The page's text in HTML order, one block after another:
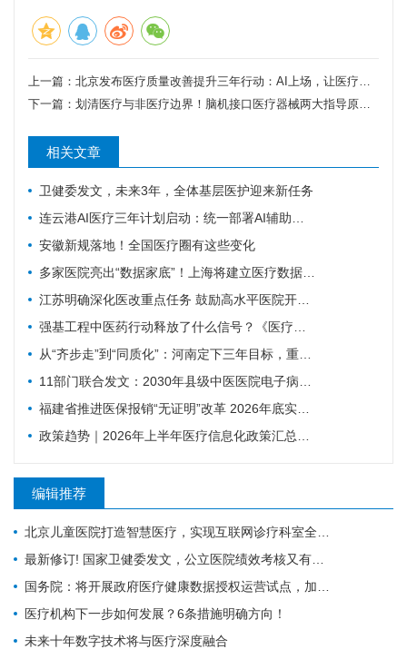
上一篇： 北京发布医疗质量改善提升三年行动：AI上场，让医疗质量“用数据说话”
下一篇： 划清医疗与非医疗边界！脑机接口医疗器械两大指导原则发布
相关文章
卫健委发文，未来3年，全体基层医护迎来新任务
连云港AI医疗三年计划启动：统一部署AI辅助诊疗智能体
安徽新规落地！全国医疗圈有这些变化
多家医院亮出“数据家底”！上海将建立医疗数据集供需常态化对接
江苏明确深化医改重点任务 鼓励高水平医院开展人工智能技术研发应用
强基工程中医药行动释放了什么信号？《医疗卫生强基工程中医药行动方案》印发（附政策解读）
从“齐步走”到“同质化”：河南定下三年目标，重塑基层医疗质量体系
11部门联合发文：2030年县级中医医院电子病历达标率100%，AI辅助诊疗加速落地
福建省推进医保报销“无证明”改革 2026年底实现公立医院全覆盖
政策趋势｜2026年上半年医疗信息化政策汇总，18项政策密集落地（附汇总报告下载）
编辑推荐
北京儿童医院打造智慧医疗，实现互联网诊疗科室全覆盖
最新修订! 国家卫健委发文，公立医院绩效考核又有新规定
国务院：将开展政府医疗健康数据授权运营试点，加快推进卫生健康信息化
医疗机构下一步如何发展？6条措施明确方向！
未来十年数字技术将与医疗深度融合